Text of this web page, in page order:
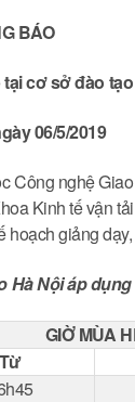
BÁO
cơ sở đào
06/5/2019
nghệ Giao
Kinh tế vận
giảng
Nội áp
GIỜ MÙA
Từ